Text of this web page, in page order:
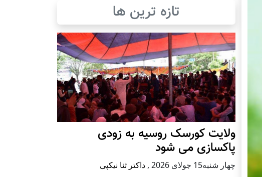
تازه ترین ها
ولایت کورسک روسیه به زودی
پاکسازی می شود
چهار شنبه15 جولای 2026 , داکتر ثنا نیکپی